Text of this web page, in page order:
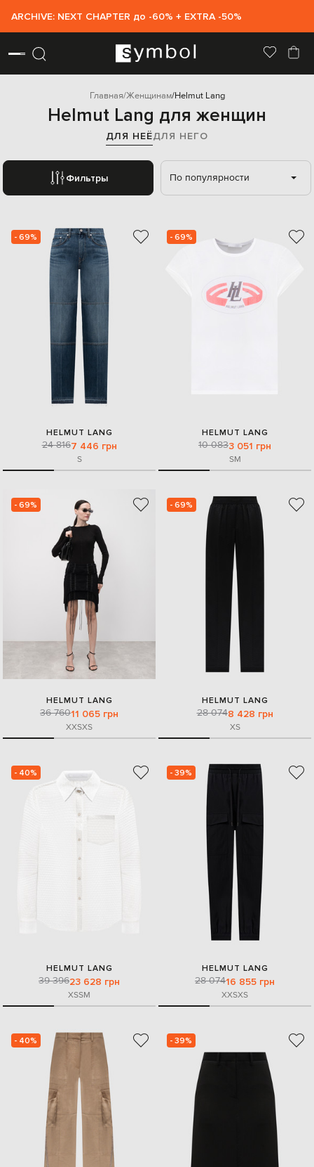
ARCHIVE: NEXT CHAPTER до -60% + EXTRA -50%
Главная Женщинам Helmut Lang
Helmut Lang для женщин
ДЛЯ НЕЁДЛЯ НЕГО
Фильтры По популярности
- 69%
HELMUT LANG
24 8167 446 грн
S
- 69%
HELMUT LANG
10 0833 051 грн
SM
- 69%
HELMUT LANG
36 76011 065 грн
XXSXS
- 69%
HELMUT LANG
28 0748 428 грн
XS
- 40%
HELMUT LANG
39 39623 628 грн
XSSM
- 39%
HELMUT LANG
28 07416 855 грн
XXSXS
- 40% - 39%